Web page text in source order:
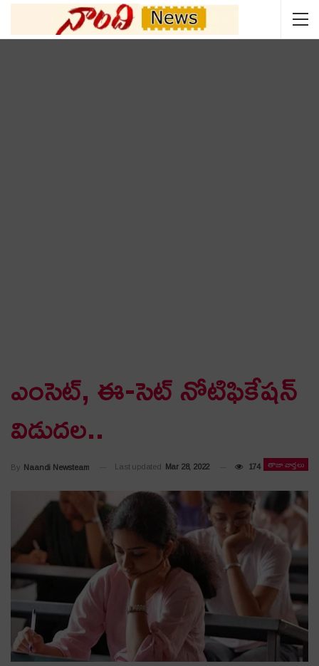
ఎంసెట్, ఈ-సెట్ నోటిఫికేషన్
విడుదల..
తాజా వార్తలు
By Naandi Newsteam Last updated Mar 28, 2022 174